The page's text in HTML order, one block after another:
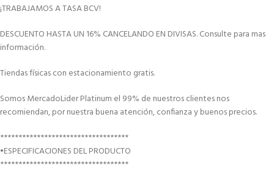
¡TRABAJAMOS A TASA BCV!
DESCUENTO HASTA UN 16% CANCELANDO EN DIVISAS. Consulte para mas
información.
Tiendas físicas con estacionamiento gratis.
Somos MercadoLider Platinum el 99% de nuestros clientes nos
recomiendan, por nuestra buena atención, confianza y buenos precios.
***********************************
•ESPECIFICACIONES DEL PRODUCTO
***********************************